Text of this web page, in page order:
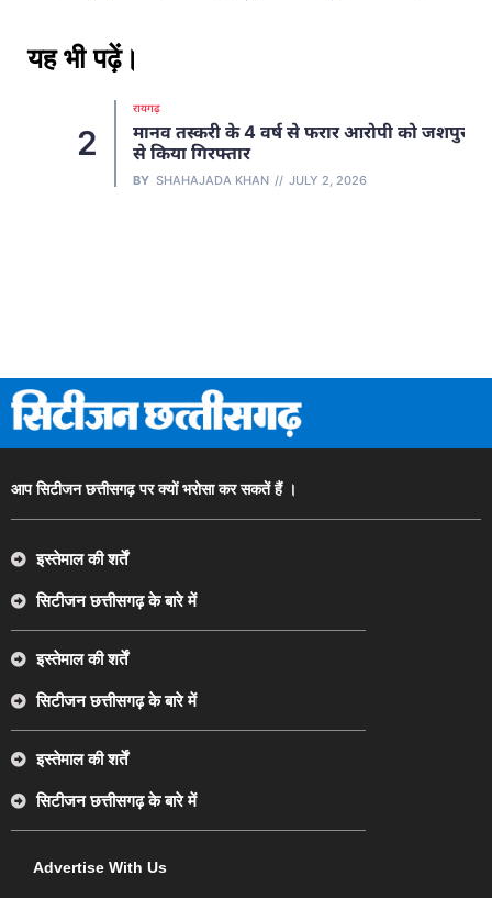
यह भी पढ़ें।
मानव तस्करी के 4 वर्ष से फरार आरोपी को जशपुर
से किया गिरफ्तार
SHAHAJADA KHAN JULY 2, 2026
आप सिटीजन छत्तीसगढ़ पर क्यों भरोसा कर सकतें हैं ।
इस्तेमाल की शर्तें
सिटीजन छत्तीसगढ़ के बारे में
इस्तेमाल की शर्तें
सिटीजन छत्तीसगढ़ के बारे में
इस्तेमाल की शर्तें
सिटीजन छत्तीसगढ़ के बारे में
Advertise With Us